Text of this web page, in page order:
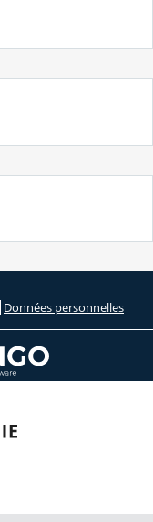
Données personnelles